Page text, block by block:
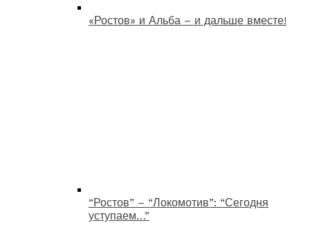
«Ростов» и Альба – и дальше вместе!
“Ростов” – “Локомотив”: “Сегодня
уступаем…”